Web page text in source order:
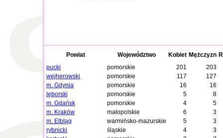
Powiat Województwo Kobiet Mężczyzn
pucki
pomorskie 201
203
wejherowski
pomorskie 117
127
m. Gdynia
pomorskie 16
16
lęborski
pomorskie 5
8
m. Gdańsk
pomorskie 4
5
m. Kraków
małopolskie 6
3
m. Elbląg
warmińsko-mazurskie 5
3
rybnicki
śląskie 4
3